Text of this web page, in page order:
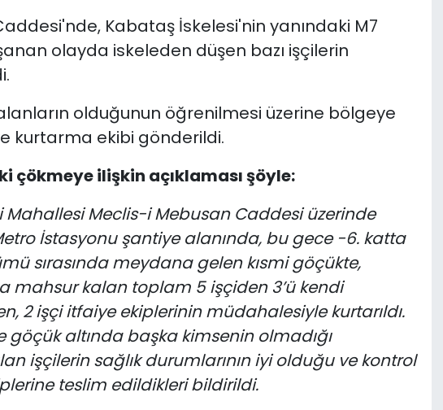
Kabataş İskelesi'nin yanındaki M7
olayda iskeleden düşen bazı işçilerin
olduğunun öğrenilmesi üzerine bölgeye
kurtarma ekibi gönderildi.
çökmeye ilişkin açıklaması şöyle:
Mahallesi Meclis-i Mebusan Caddesi üzerinde
İstasyonu şantiye alanında, bu gece -6. katta
sırasında meydana gelen kısmi göçükte,
mahsur kalan toplam 5 işçiden 3’ü kendi
2 işçi itfaiye ekiplerinin müdahalesiyle kurtarıldı.
göçük altında başka kimsenin olmadığı
işçilerin sağlık durumlarının iyi olduğu ve kontrol
teslim edildikleri bildirildi.